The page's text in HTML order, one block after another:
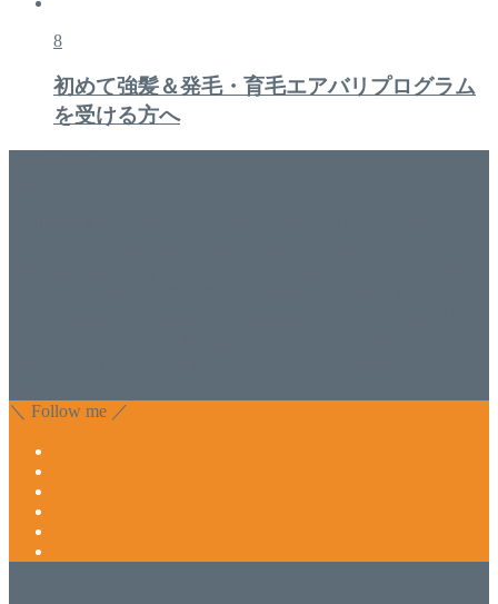
8
初めて強髪＆発毛・育毛エアバリプログラム
を受ける方へ
＼ Follow me ／